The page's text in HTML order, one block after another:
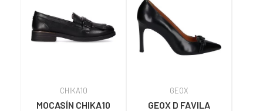
CHIKA10
MOCASÍN CHIKA10
GEOX
GEOX D FAVILA